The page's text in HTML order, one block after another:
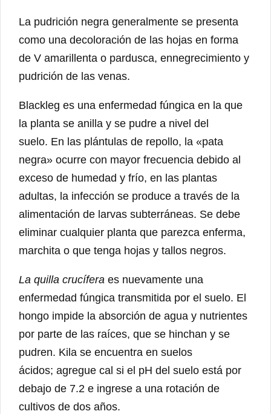
La pudrición negra generalmente se presenta
como una decoloración de las hojas en forma
de V amarillenta o pardusca, ennegrecimiento y
pudrición de las venas.
Blackleg es una enfermedad fúngica en la que
la planta se anilla y se pudre a nivel del
suelo. En las plántulas de repollo, la «pata
negra» ocurre con mayor frecuencia debido al
exceso de humedad y frío, en las plantas
adultas, la infección se produce a través de la
alimentación de larvas subterráneas. Se debe
eliminar cualquier planta que parezca enferma,
marchita o que tenga hojas y tallos negros.
La quilla crucífera es nuevamente una
enfermedad fúngica transmitida por el suelo. El
hongo impide la absorción de agua y nutrientes
por parte de las raíces, que se hinchan y se
pudren. Kila se encuentra en suelos
ácidos; agregue cal si el pH del suelo está por
debajo de 7.2 e ingrese a una rotación de
cultivos de dos años.